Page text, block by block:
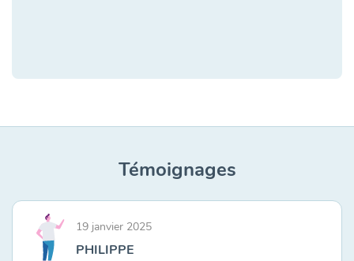
Témoignages
19 janvier 2025
PHILIPPE